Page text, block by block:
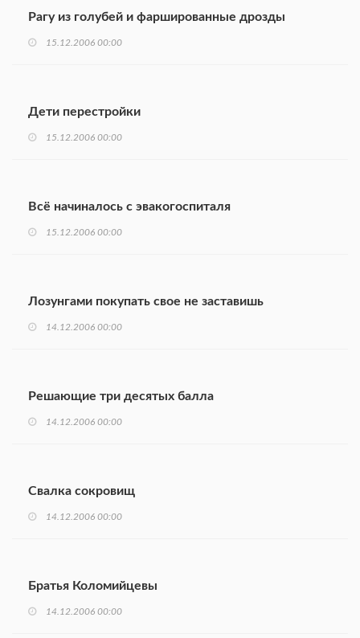
Рагу из голубей и фаршированные дрозды
15.12.2006 00:00
Дети перестройки
15.12.2006 00:00
Всё начиналось с эвакогоспиталя
15.12.2006 00:00
Лозунгами покупать свое не заставишь
14.12.2006 00:00
Решающие три десятых балла
14.12.2006 00:00
Свалка сокровищ
14.12.2006 00:00
Братья Коломийцевы
14.12.2006 00:00